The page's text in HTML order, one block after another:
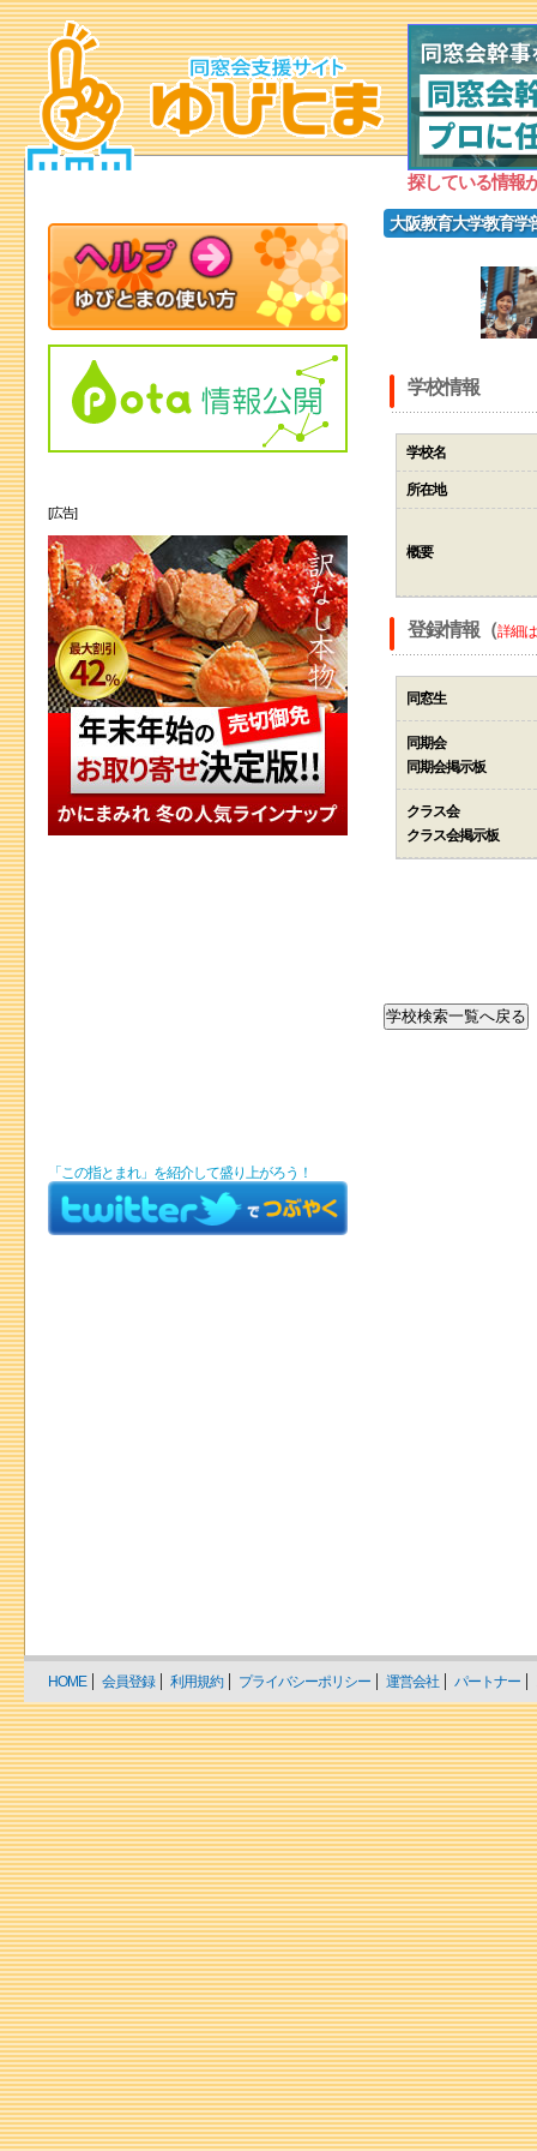
探している情報
大阪教育大学教育学
学校情報
学校名
所在地
概要
登録情報（詳細
同窓生
同期会
同期会掲示板
クラス会
クラス会掲示板
[広告]
「この指とまれ」を紹介して盛り上がろう！
HOME 会員登録 利用規約 プライバシーポリシー 運営会社 パートナー